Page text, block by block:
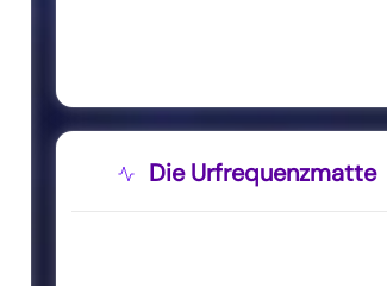
Die Urfrequenzmatte